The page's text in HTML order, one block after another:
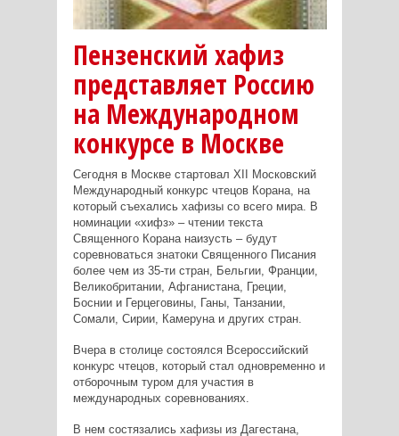
Пензенский хафиз
представляет Россию
на Международном
конкурсе в Москве
Сегодня в Москве стартовал XII Московский
Международный конкурс чтецов Корана, на
который съехались хафизы со всего мира. В
номинации «хифз» – чтении текста
Священного Корана наизусть – будут
соревноваться знатоки Священного Писания
более чем из 35-ти стран, Бельгии, Франции,
Великобритании, Афганистана, Греции,
Боснии и Герцеговины, Ганы, Танзании,
Сомали, Сирии, Камеруна и других стран.
Вчера в столице состоялся Всероссийский
конкурс чтецов, который стал одновременно и
отборочным туром для участия в
международных соревнованиях.
В нем состязались хафизы из Дагестана,